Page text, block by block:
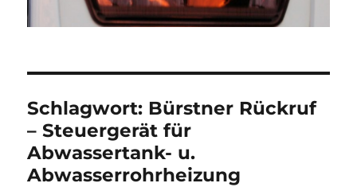
Schlagwort: Bürstner Rückruf
– Steuergerät für
Abwassertank- u.
Abwasserrohrheizung